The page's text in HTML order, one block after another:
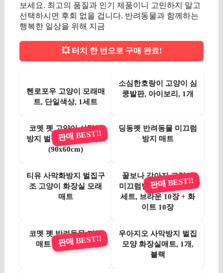
보세요. 최고의 품질과 인기 제품이니 고민하지 말고
선택하시면 후회 없을 겁니다. 반려동물과 함께하는
행복한 일상을 위해 지금
💥 터치 한 번으로 구매 완료!
헨로포우 고양이 모래매
트, 단일색상, 1세트
소심한호랑이 고양이 심
쿵발판, 아이보리, 1개
코멧 펫 고양이 사막화
방지 벌집모양 모래매트
(90x60cm)
판매 BEST!!
딩동펫 반려동물 미끄럼
방지 매트
티유 사막화방지 벌집구
조 고양이 화장실 모래
매트
꿀보나 강아지 고양이
미끄럼방지 퍼즐매트, 1
세트, 브라운 10장 + 화
이트 10장
판매 BEST!!
코멧 펫 반려동물 퍼즐
매트 32.5×32.5cm
판매 BEST!!
우아지오 사막방지 벌집
모양 화장실매트, 1개,
블랙